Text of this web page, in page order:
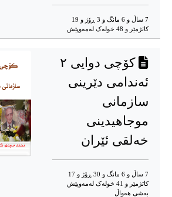
7 ساڵ و 6 مانگ و 3 ڕۆژ و 19
کاتژمێر و 48 خوله‌ک له‌مه‌وپێش‌
کۆچی دوایی ٢
ئەندامی دێرینی
سازمانی
موجاهیدینی
خەلقی ئێران
7 ساڵ و 6 مانگ و 30 ڕۆژ و 17
کاتژمێر و 41 خوله‌ک له‌مه‌وپێش‌
به‌شی هه‌واڵ